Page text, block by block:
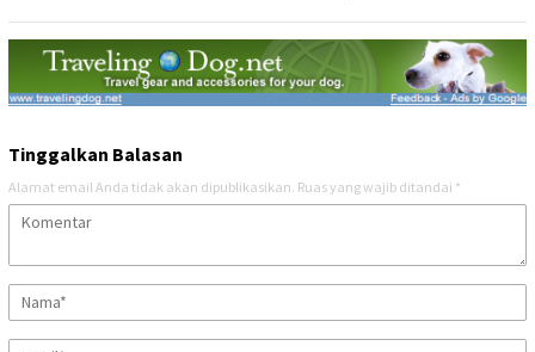
Tinggalkan Balasan
Alamat email Anda tidak akan dipublikasikan. Ruas yang wajib ditandai *